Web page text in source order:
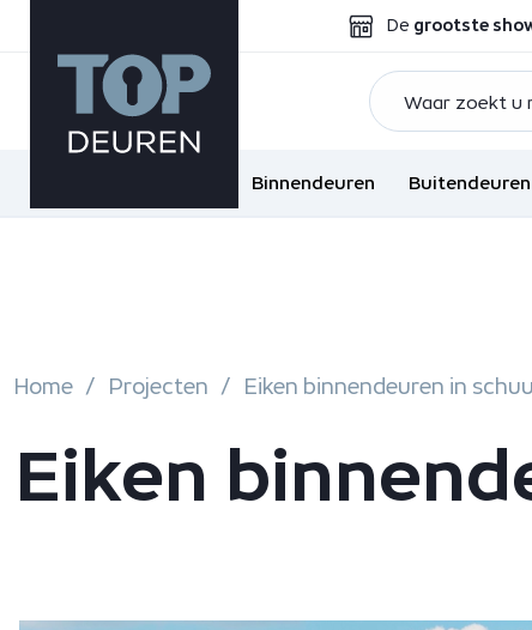
De grootste
Binnendeuren Buitendeuren
Home Projecten Eiken binnendeuren in
Eiken